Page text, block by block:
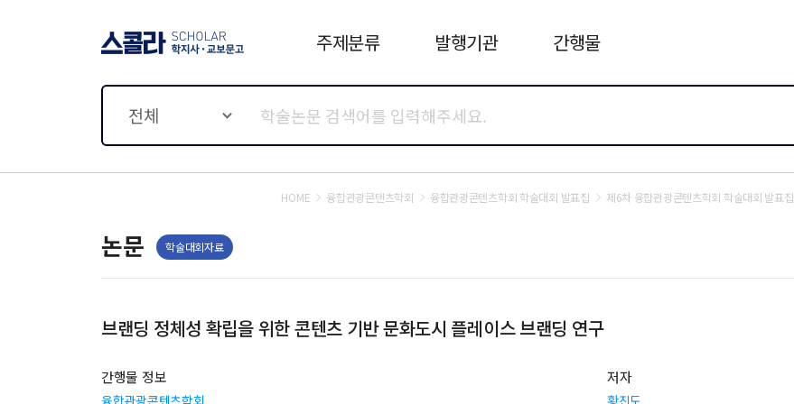
주제분류 발행기관 간행물
전체
HOME 융합관광콘텐츠학회 융합관광콘텐츠학회 학술대회 발표집 제6차 융합관광콘텐츠학회 학술대회 발표집
논문 학술대회자료
브랜딩 정체성 확립을 위한 콘텐츠 기반 문화도시 플레이스 브랜딩 연구
간행물 정보 저자